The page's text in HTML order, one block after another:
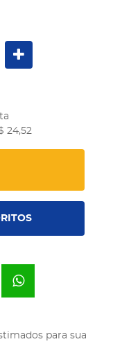
24,52
para sua